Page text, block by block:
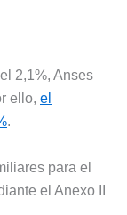
2,1%, Anses
ello, el
.
para el
el Anexo II